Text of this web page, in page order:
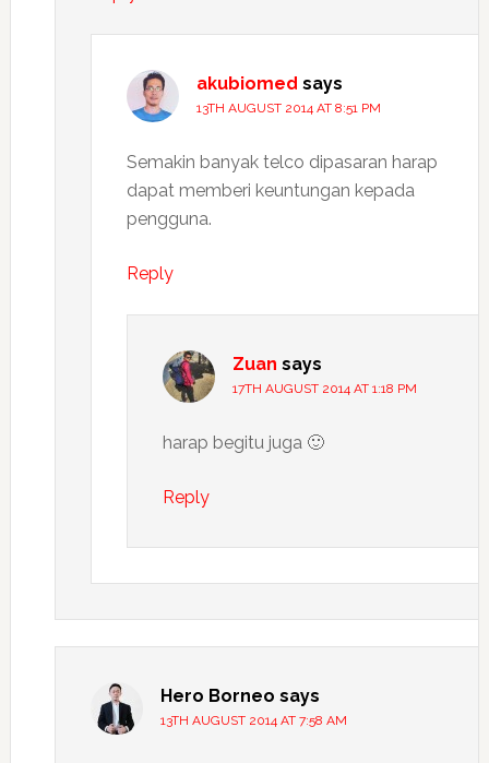
akubiomed says
13TH AUGUST 2014 AT 8:51 PM
Semakin banyak telco dipasaran harap
dapat memberi keuntungan kepada
pengguna.
Reply
Zuan says
17TH AUGUST 2014 AT 1:18 PM
harap begitu juga 🙂
Reply
Hero Borneo says
13TH AUGUST 2014 AT 7:58 AM